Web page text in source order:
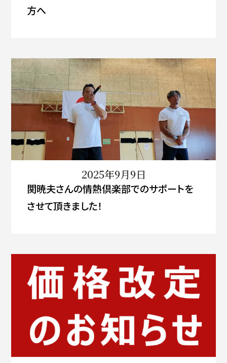
方へ
2025年9月9日
関暁夫さんの情熱倶楽部でのサポートを
させて頂きました！